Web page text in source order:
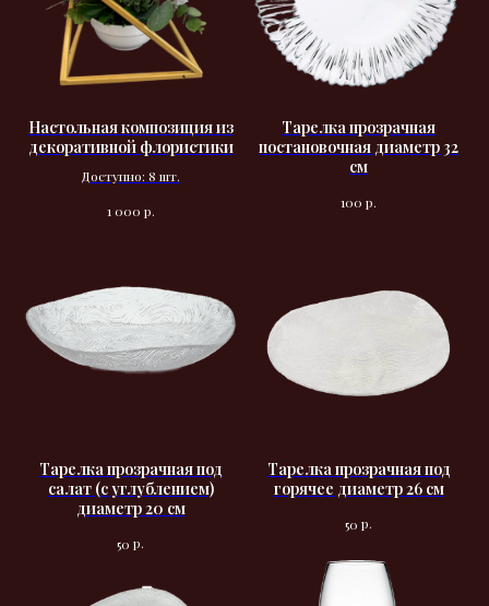
Настольная композиция из
декоративной флористики
Доступно: 8 шт.
1 000 р.
Тарелка прозрачная
постановочная диаметр 32
см
100 р.
Тарелка прозрачная под
салат (с углублением)
диаметр 20 см
50 р.
Тарелка прозрачная под
горячее диаметр 26 см
50 р.